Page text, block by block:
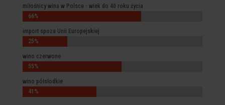
miłośnicy wina w Polsce - wiek do 40 roku życia
66%
66%
import spoza Unii Europejskiej
25%
25%
wino czerwone
55%
55%
wino półsłodkie
41%
41%